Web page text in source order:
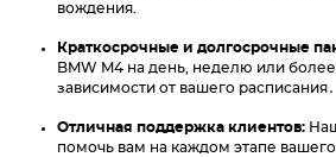
вождения.
Краткосрочные и долгосрочные
BMW M4 на день, неделю или
зависимости от вашего расписания․
Отличная поддержка клиентов:
помочь вам на каждом этапе вашего